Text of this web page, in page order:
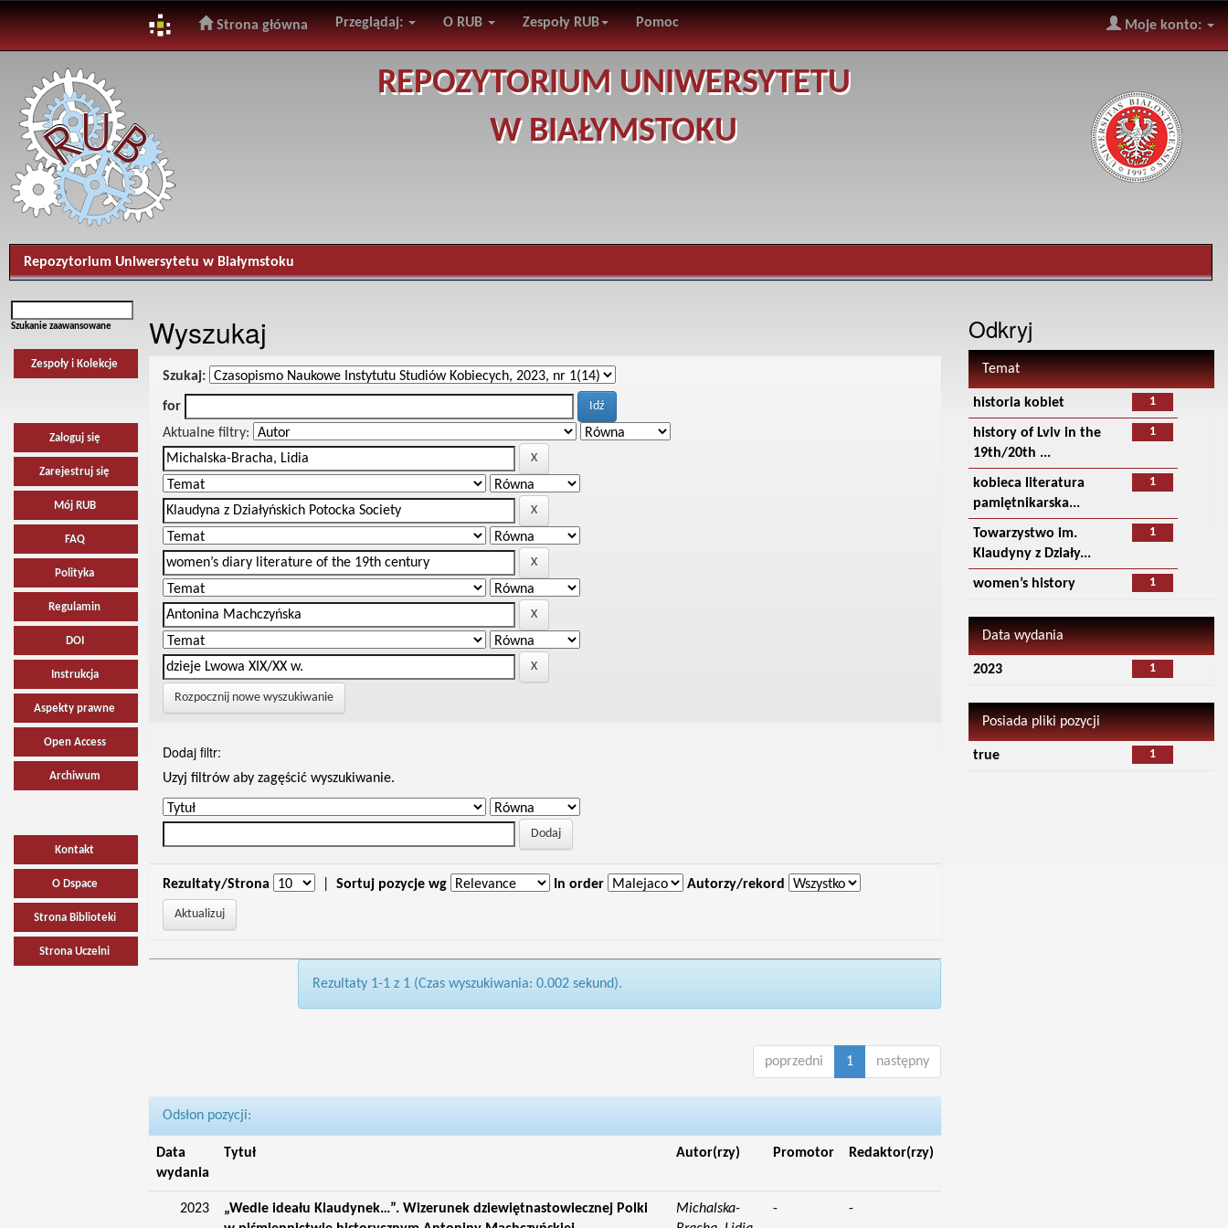
navigation
Strona główna Przeglądaj: O RUB Zespoły RUB Pomoc Moje konto:
REPOZYTORIUM UNIWERSYTETU
W BIAŁYMSTOKU
Repozytorium Uniwersytetu w Białymstoku
Szukanie zaawansowane
Zespoły i Kolekcje
Zaloguj się
Zarejestruj się
Mój RUB
FAQ
Polityka
Regulamin
DOI
Instrukcja
Aspekty prawne
Open Access
Archiwum
Kontakt
O Dspace
Strona Biblioteki
Strona Uczelni
Wyszukaj
Szukaj:
for
Aktualne filtry:
Rozpocznij nowe wyszukiwanie
Dodaj filtr:
Uzyj filtrów aby zagęścić wyszukiwanie.
Rezultaty/Strona Sortuj pozycje wg In order Autorzy/rekord
Rezultaty 1-1 z 1 (Czas wyszukiwania: 0.002 sekund).
poprzedni 1 następny
Odsłon pozycji:
Data
wydania
Tytuł Autor(rzy) Promotor Redaktor(rzy)
2023
„Wedle ideału Klaudynek…”. Wizerunek dziewiętnastowiecznej Polki
Michalska-
- -
Odkryj
Temat
1
historia kobiet
1
history of Lviv in the
19th/20th ...
1
kobieca literatura
pamiętnikarska...
1
Towarzystwo im.
Klaudyny z Działy...
1
women’s history
Data wydania
1
2023
Posiada pliki pozycji
1
true